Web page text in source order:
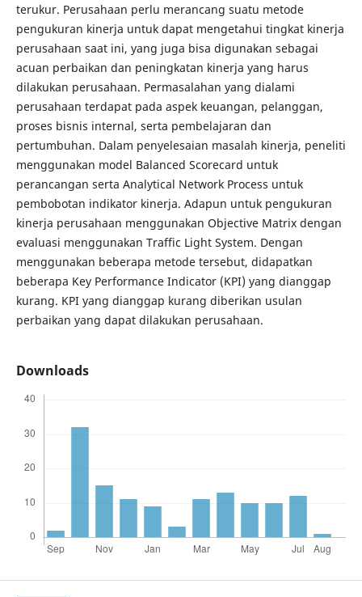
terukur. Perusahaan perlu merancang suatu metode
pengukuran kinerja untuk dapat mengetahui tingkat kinerja
perusahaan saat ini, yang juga bisa digunakan sebagai
acuan perbaikan dan peningkatan kinerja yang harus
dilakukan perusahaan. Permasalahan yang dialami
perusahaan terdapat pada aspek keuangan, pelanggan,
proses bisnis internal, serta pembelajaran dan
pertumbuhan. Dalam penyelesaian masalah kinerja, peneliti
menggunakan model Balanced Scorecard untuk
perancangan serta Analytical Network Process untuk
pembobotan indikator kinerja. Adapun untuk pengukuran
kinerja perusahaan menggunakan Objective Matrix dengan
evaluasi menggunakan Traffic Light System. Dengan
menggunakan beberapa metode tersebut, didapatkan
beberapa Key Performance Indicator (KPI) yang dianggap
kurang. KPI yang dianggap kurang diberikan usulan
perbaikan yang dapat dilakukan perusahaan.
Downloads